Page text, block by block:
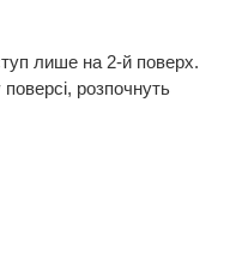
лише на 2-й поверх.
розпочнуть